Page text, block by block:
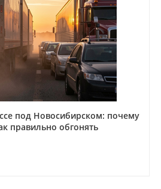
под Новосибирском: почему
правильно обгонять